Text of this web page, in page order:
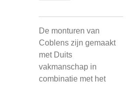
De monturen van
Coblens zijn gemaakt
met Duits
vakmanschap in
combinatie met het